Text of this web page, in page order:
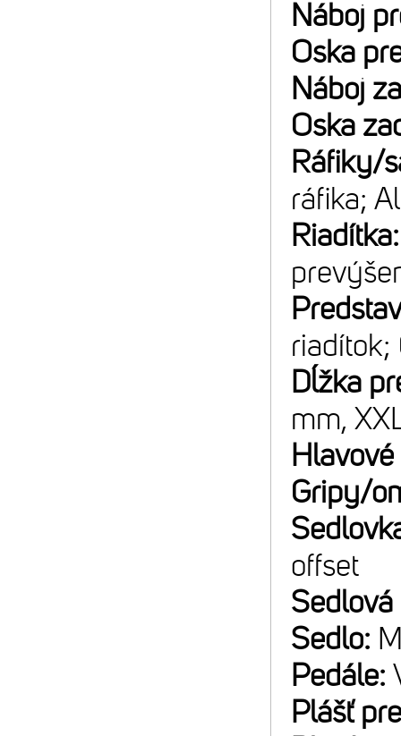
Náboj
Oska
Náboj
Oska
Ráfiky/
ráfika;
riadítok;
Dĺžka
mm,
Gripy/
offset
Sedlo:
Pedále:
Plášť